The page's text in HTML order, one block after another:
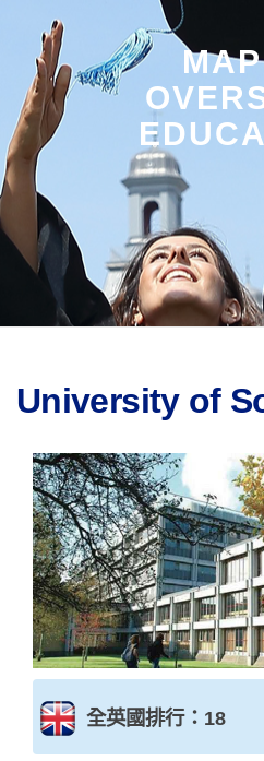
University of
全英國排行：18